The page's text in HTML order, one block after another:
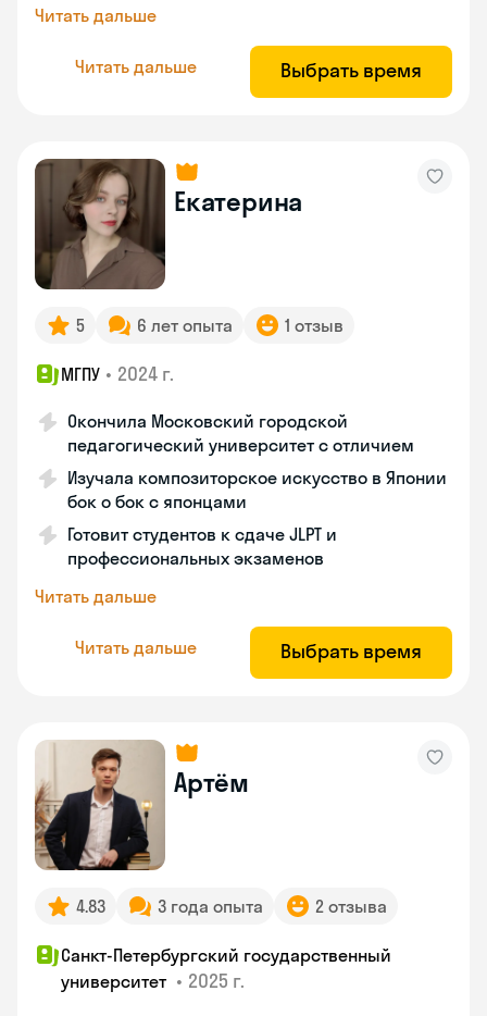
Читать дальше
Читать дальше Выбрать время
Екатерина
5 6 лет опыта 1 отзыв
МГПУ • 2024 г.
Окончила Московский городской
педагогический университет с отличием
Изучала композиторское искусство в Японии
бок о бок с японцами
Готовит студентов к сдаче JLPT и
профессиональных экзаменов
Читать дальше
Читать дальше Выбрать время
Артём
4.83 3 года опыта 2 отзыва
Санкт-Петербургский государственный
университет • 2025 г.